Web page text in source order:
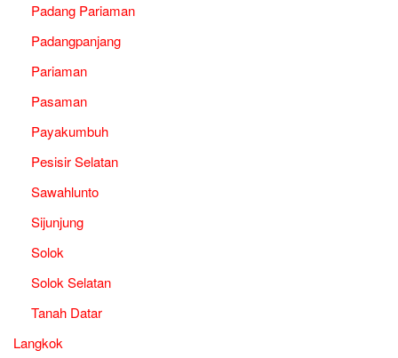
Padang Pariaman
Padangpanjang
Pariaman
Pasaman
Payakumbuh
Pesisir Selatan
Sawahlunto
Sijunjung
Solok
Solok Selatan
Tanah Datar
Langkok